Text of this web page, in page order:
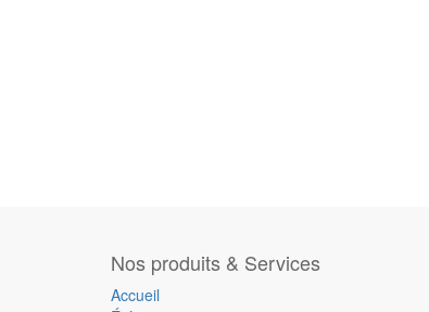
Nos produits & Services
Accueil